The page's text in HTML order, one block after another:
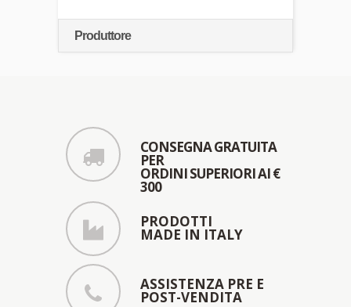
Produttore
CONSEGNA GRATUITA
PER
ORDINI SUPERIORI AI €
300
PRODOTTI
MADE IN ITALY
ASSISTENZA PRE E
POST-VENDITA